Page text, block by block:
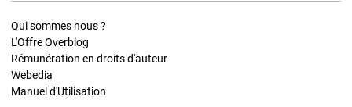
Qui sommes nous ?
L'Offre Overblog
Rémunération en droits d'auteur
Webedia
Manuel d'Utilisation